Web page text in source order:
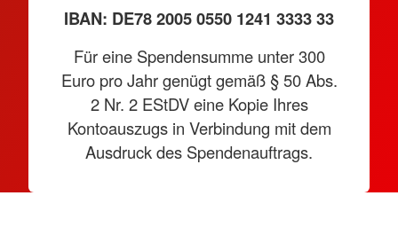
IBAN: DE78 2005 0550 1241 3333 33
Für eine Spendensumme unter 300
Euro pro Jahr genügt gemäß § 50 Abs.
2 Nr. 2 EStDV eine Kopie Ihres
Kontoauszugs in Verbindung mit dem
Ausdruck des Spendenauftrags.